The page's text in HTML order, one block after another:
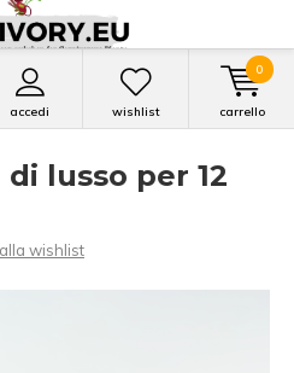
accedi wishlist carrello
0
lusso per 12
wishlist